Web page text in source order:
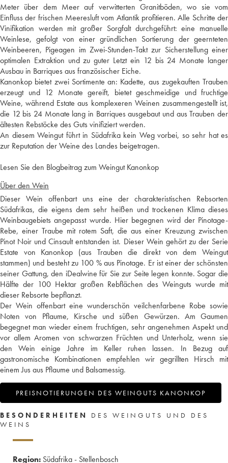
Meter über dem Meer auf verwitterten Granitböden, wo sie vom
Einfluss der frischen Meeresluft vom Atlantik profitieren. Alle Schritte der
Vinifikation werden mit großer Sorgfalt durchgeführt: eine manuelle
Weinlese, gefolgt von einer gründlichen Sortierung der geernteten
Weinbeeren, Pigeagen im Zwei-Stunden-Takt zur Sicherstellung einer
optimalen Extraktion und zu guter Letzt ein 12 bis 24 Monate langer
Ausbau in Barriques aus französischer Eiche.
Kanonkop bietet zwei Sortimente an: Kadette, aus zugekauften Trauben
erzeugt und 12 Monate gereift, bietet geschmeidige und fruchtige
Weine, während Estate aus komplexeren Weinen zusammengestellt ist,
die 12 bis 24 Monate lang in Barriques ausgebaut und aus Trauben der
ältesten Rebstöcke des Guts vinifiziert werden.
An diesem Weingut führt in Südafrika kein Weg vorbei, so sehr hat es
zur Reputation der Weine des Landes beigetragen.
Lesen Sie den Blogbeitrag zum Weingut Kanonkop
Über den Wein
Dieser Wein offenbart uns eine der charakteristischen Rebsorten
Südafrikas, die eigens dem sehr heißen und trockenen Klima dieses
Weinbaugebiets angepasst wurde. Hier begegnen wird der Pinotage-
Rebe, einer Traube mit rotem Saft, die aus einer Kreuzung zwischen
Pinot Noir und Cinsault entstanden ist. Dieser Wein gehört zu der Serie
Estate von Kanonkop (aus Trauben die direkt von dem Weingut
stammen) und besteht zu 100 % aus Pinotage. Er ist einer der schönsten
seiner Gattung, den iDealwine für Sie zur Seite legen konnte. Sogar die
Hälfte der 100 Hektar großen Rebflächen des Weinguts wurde mit
dieser Rebsorte bepflanzt.
Der Wein offenbart eine wunderschön veilchenfarbene Robe sowie
Noten von Pflaume, Kirsche und süßen Gewürzen. Am Gaumen
begegnet man wieder einem fruchtigen, sehr angenehmen Aspekt und
vor allem Aromen von schwarzen Früchten und Unterholz, wenn sie
den Wein einige Jahre im Keller ruhen lassen. In Bezug auf
gastronomische Kombinationen empfehlen wir gegrillten Hirsch mit
einem Jus aus Pflaume und Balsamessig.
PREISNOTIERUNGEN DES WEINGUTS KANONKOP
BESONDERHEITEN
DES WEINGUTS UND DES
WEINS
Region: Südafrika - Stellenbosch